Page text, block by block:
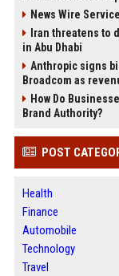
News Wire
Iran threatens to
in Abu Dhabi
Anthropic signs
Broadcom as
How Do
Brand Authority?
POST
Health
Finance
Automobile
Technology
Travel